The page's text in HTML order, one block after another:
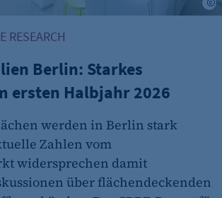
Optionen des Benutzers
RESEARCH
Berlin: Starkes
ersten Halbjahr 2026
werden in Berlin stark
Zahlen vom
widersprechen damit
über flächendeckenden